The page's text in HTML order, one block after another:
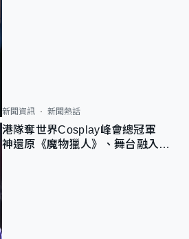
新聞資訊 新聞熱話
港隊奪世界Cosplay峰會總冠軍
神還原《魔物獵人》、舞台融入獅